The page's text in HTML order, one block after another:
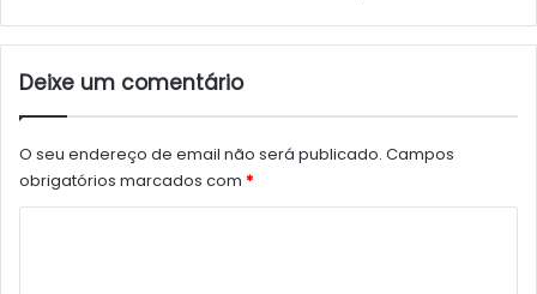
Deixe um comentário
O seu endereço de email não será publicado. Campos
obrigatórios marcados com *